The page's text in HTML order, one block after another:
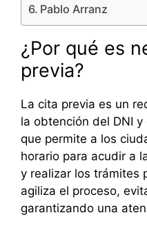
Pablo Arranz
¿Por qué es
previa?
La cita previa es un
la obtención del DNI
que permite a los
horario para acudir a
y realizar los trámites
agiliza el proceso,
garantizando una